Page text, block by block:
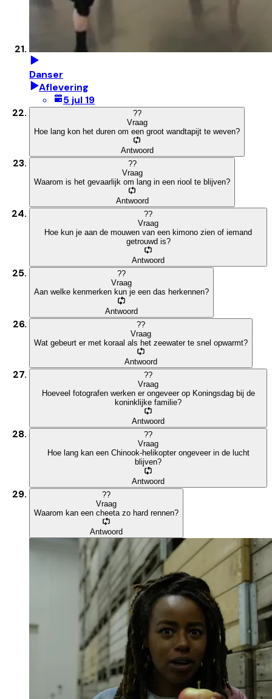
Danser
Aflevering
5 jul 19
??
Vraag
Hoe lang kon het duren om een groot wandtapijt te weven?
Antwoord
??
Vraag
Waarom is het gevaarlijk om lang in een riool te blijven?
Antwoord
??
Vraag
Hoe kun je aan de mouwen van een kimono zien of iemand
getrouwd is?
Antwoord
??
Vraag
Aan welke kenmerken kun je een das herkennen?
Antwoord
??
Vraag
Wat gebeurt er met koraal als het zeewater te snel opwarmt?
Antwoord
??
Vraag
Hoeveel fotografen werken er ongeveer op Koningsdag bij de
koninklijke familie?
Antwoord
??
Vraag
Hoe lang kan een Chinook-helikopter ongeveer in de lucht
blijven?
Antwoord
??
Vraag
Waarom kan een cheeta zo hard rennen?
Antwoord